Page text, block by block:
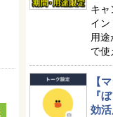
キャ
イン
用
で使
【
『
効